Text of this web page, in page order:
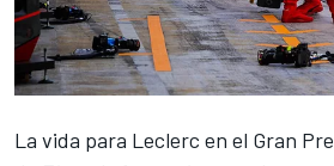
La vida para Leclerc en el Gran